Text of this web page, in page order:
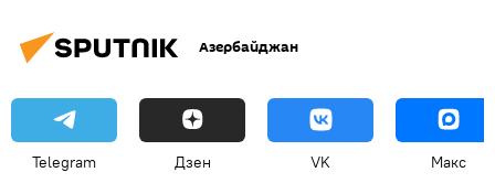
Азербайджан
Telegram Дзен VK Макс